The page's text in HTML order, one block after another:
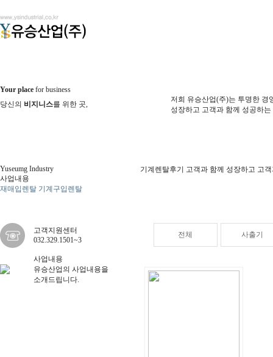
Your place for business
당신의 비지니스를 위한 곳,
저희 유승산업(주)는 투명한 경
성장하고 고객과 함께 성공하
Yuseumg Industry
사업내용
재매입렌탈 기계구입렌탈
고객지원센터
032.329.1501~3
사업내용
유승산업의 사업내용을
소개드립니다.
기계렌탈후기 고객과 함께 성장하고 고
전체 사출기